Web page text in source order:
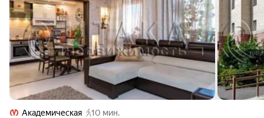
Академическая
10 мин.